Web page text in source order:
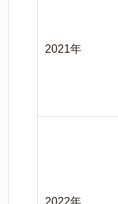
2021年
2022年